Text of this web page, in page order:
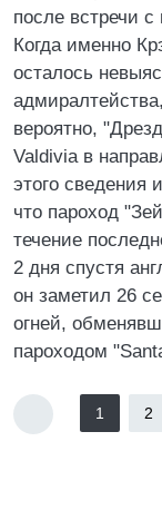
после встречи
Когда именно
осталось
вероятно,
Valdivia в
этого сведения
что пароход
течение
2 дня спустя
он заметил 26
огней,
пароходом
1 2